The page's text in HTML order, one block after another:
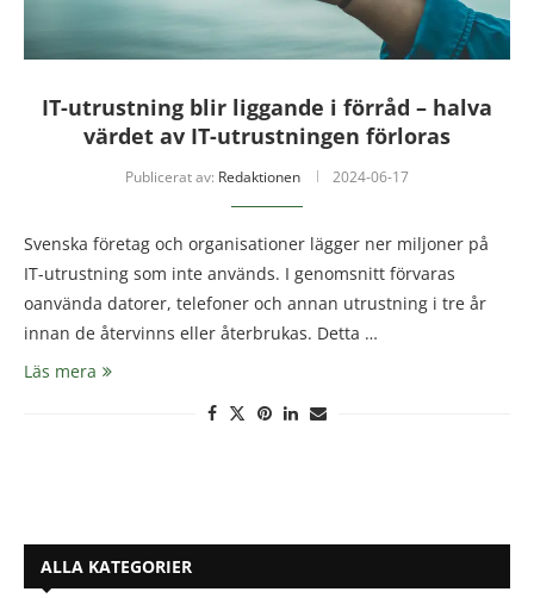
IT-utrustning blir liggande i förråd – halva
värdet av IT-utrustningen förloras
Publicerat av: Redaktionen 2024-06-17
Svenska företag och organisationer lägger ner miljoner på
IT-utrustning som inte används. I genomsnitt förvaras
oanvända datorer, telefoner och annan utrustning i tre år
innan de återvinns eller återbrukas. Detta …
Läs mera
ALLA KATEGORIER